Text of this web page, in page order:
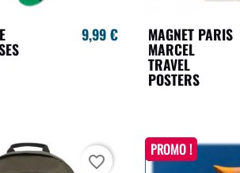
9,99 € MAGNET PARIS
MARCEL
TRAVEL
POSTERS
favorite_border
PROMO !